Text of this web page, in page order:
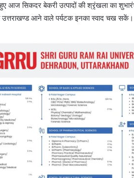
हुए आज सिकदर बेकरी उत्पादों की श्रृंखला का
उत्तराखण्ड आने वाले पर्यटक इनका स्वाद चख सकें।